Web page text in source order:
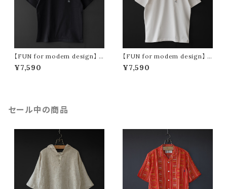
【FUN for modem design】 b
eer & gyoza ojisan tee -us
a cotton- (black)
¥7,590
【FUN for modem design】 b
eer & gyoza ojisan tee -us
a cotton- (white)
¥7,590
セール中の商品